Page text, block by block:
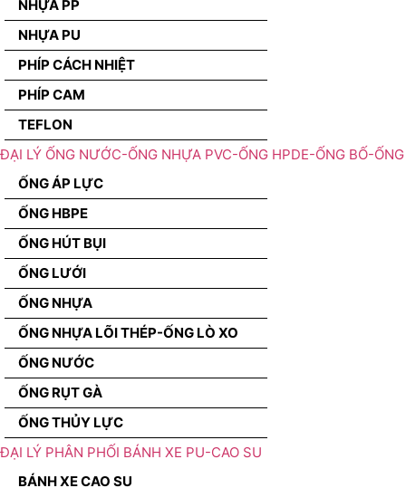
NHỰA PP
NHỰA PU
PHÍP CÁCH NHIỆT
PHÍP CAM
TEFLON
ĐẠI LÝ ỐNG NƯỚC-ỐNG NHỰA PVC-ỐNG HPDE-ỐNG BỐ-
ỐNG ÁP LỰC
ỐNG HBPE
ỐNG HÚT BỤI
ỐNG LƯỚI
ỐNG NHỰA
ỐNG NHỰA LÕI THÉP-ỐNG LÒ XO
ỐNG NƯỚC
ỐNG RỤT GÀ
ỐNG THỦY LỰC
ĐẠI LÝ PHÂN PHỐI BÁNH XE PU-CAO SU
BÁNH XE CAO SU